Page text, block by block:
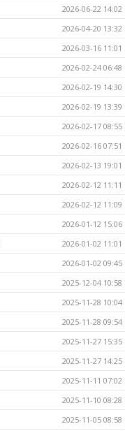
2026-06-22 14:02
2026-04-20 13:32
2026-03-16 11:01
2026-02-24 06:48
2026-02-19 14:30
2026-02-19 13:39
2026-02-17 08:55
2026-02-16 07:51
2026-02-13 19:01
2026-02-12 11:11
2026-02-12 11:09
2026-01-12 15:06
2026-01-02 11:01
2026-01-02 09:45
2025-12-04 10:58
2025-11-28 10:04
2025-11-28 09:54
2025-11-27 15:35
2025-11-27 14:25
2025-11-11 07:02
2025-11-10 08:28
2025-11-05 08:58